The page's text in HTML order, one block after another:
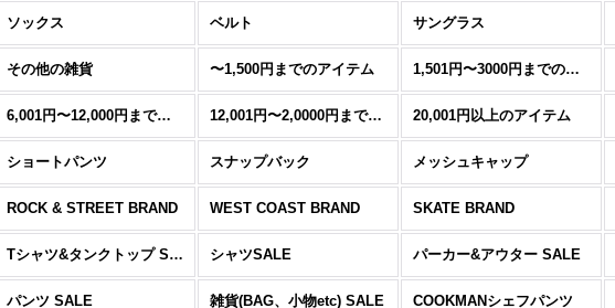
ソックス ベルト サングラス
その他の雑貨 〜1,500円までのアイテム 1,501円〜3000円までのアイテム
6,001円〜12,000円までのアイテム 12,001円〜2,0000円までのアイテム 20,001円以上のアイテム
ショートパンツ スナップバック メッシュキャップ
ROCK & STREET BRAND WEST COAST BRAND SKATE BRAND
Tシャツ&タンクトップ SALE シャツSALE パーカー&アウター SALE
パンツ SALE 雑貨(BAG、小物etc) SALE COOKMANシェフパンツ